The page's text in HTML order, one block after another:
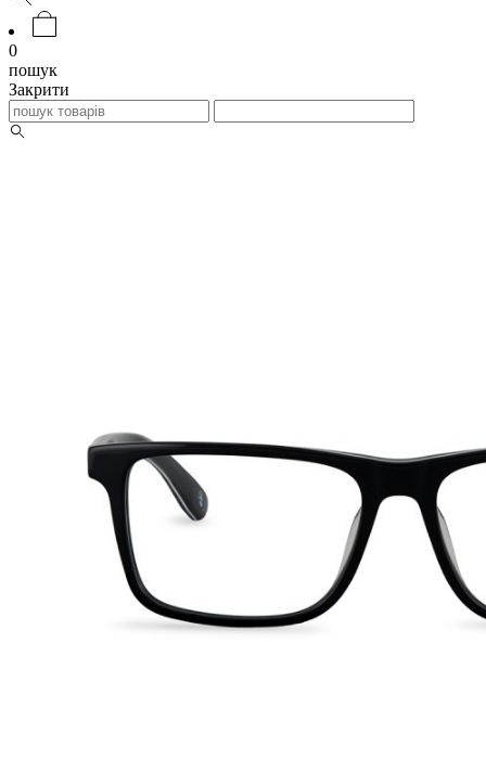
0
пошук
Закрити